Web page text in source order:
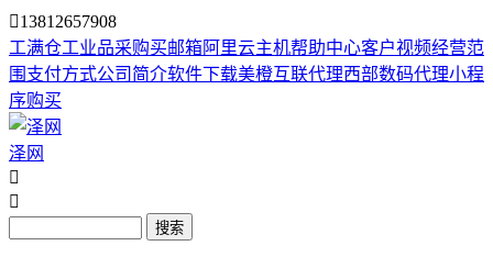
13812657908
工满仓工业品采购买邮箱阿里云主机帮助中心客户视频经营范
围 支付方式公司简介软件下载美橙互联代理西部数码代理小程
序购买
泽网


搜索